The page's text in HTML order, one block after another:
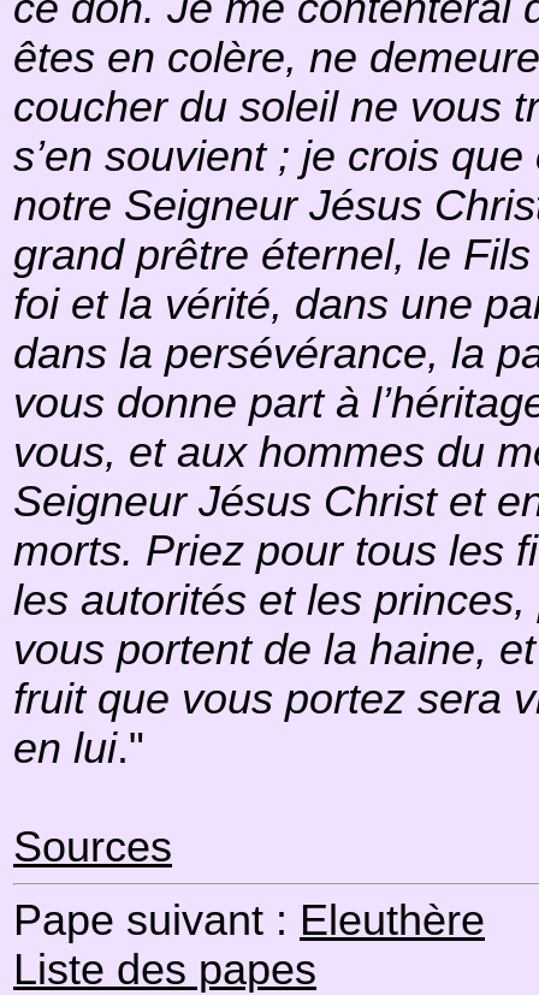
êtes en colère, ne
coucher du soleil ne vous
s’en souvient ; je crois
notre Seigneur Jésus
grand prêtre éternel, le
foi et la vérité, dans une
dans la persévérance, la
vous donne part à
vous, et aux hommes du
Seigneur Jésus Christ et
morts. Priez pour tous les
les autorités et les
vous portent de la haine,
fruit que vous portez sera
en lui."
Sources
Pape suivant : Eleuthère
Liste des papes